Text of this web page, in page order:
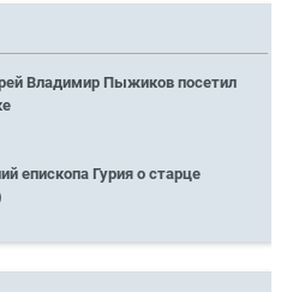
Владимир Пыжиков посетил
епископа Гурия о старце